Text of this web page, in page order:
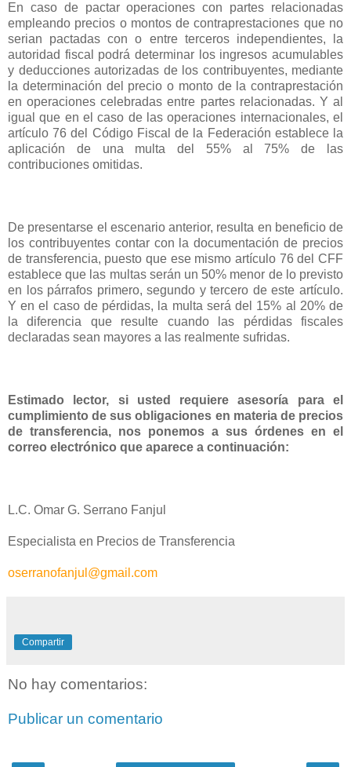
En caso de pactar operaciones con partes relacionadas
empleando precios o montos de contraprestaciones que no
serian pactadas con o entre terceros independientes, la
autoridad fiscal podrá determinar los ingresos acumulables
y deducciones autorizadas de los contribuyentes, mediante
la determinación del precio o monto de la contraprestación
en operaciones celebradas entre partes relacionadas. Y al
igual que en el caso de las operaciones internacionales, el
artículo 76 del Código Fiscal de la Federación establece la
aplicación de una multa del 55% al 75% de las
contribuciones omitidas.
De presentarse el escenario anterior, resulta en beneficio de
los contribuyentes contar con la documentación de precios
de transferencia, puesto que ese mismo artículo 76 del CFF
establece que las multas serán un 50% menor de lo previsto
en los párrafos primero, segundo y tercero de este artículo.
Y en el caso de pérdidas, la multa será del 15% al 20% de
la diferencia que resulte cuando las pérdidas fiscales
declaradas sean mayores a las realmente sufridas.
Estimado lector, si usted requiere asesoría para el
cumplimiento de sus obligaciones en materia de precios
de transferencia, nos ponemos a sus órdenes en el
correo electrónico que aparece a continuación:
L.C. Omar G. Serrano Fanjul
Especialista en Precios de Transferencia
oserranofanjul@gmail.com
Compartir
No hay comentarios:
Publicar un comentario